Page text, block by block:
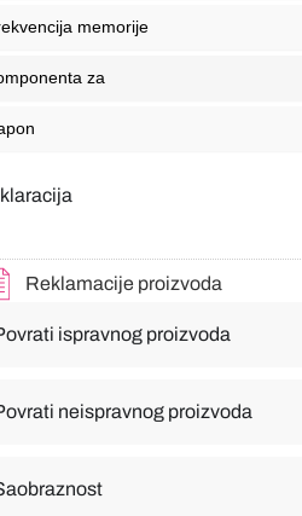
memorije
za
Reklamacije proizvoda
ispravnog proizvoda
neispravnog proizvoda